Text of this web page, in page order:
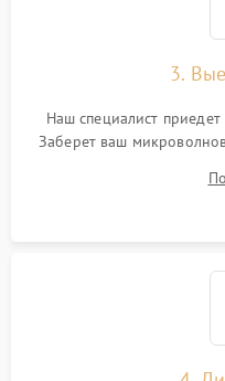
3.
Наш специалист
Заберет ваш